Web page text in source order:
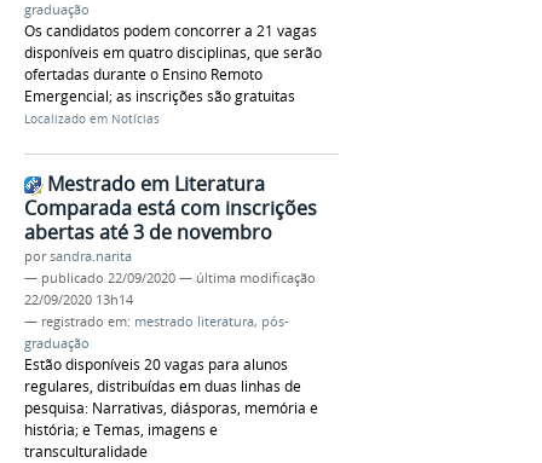
graduação
Os candidatos podem concorrer a 21 vagas
disponíveis em quatro disciplinas, que serão
ofertadas durante o Ensino Remoto
Emergencial; as inscrições são gratuitas
Localizado em Notícias
Mestrado em Literatura
Comparada está com inscrições
abertas até 3 de novembro
porsandra.narita
— publicado 22/09/2020 — última modificação
22/09/2020 13h14
— registrado em: mestrado literatura, pós-
graduação
Estão disponíveis 20 vagas para alunos
regulares, distribuídas em duas linhas de
pesquisa: Narrativas, diásporas, memória e
história; e Temas, imagens e
transculturalidade